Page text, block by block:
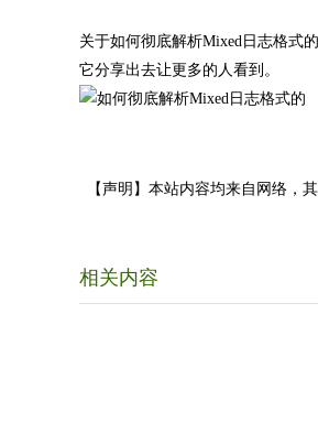
关于如何彻底解析Mixed日志格式
它分享出去让更多的人看到。
【声明】本站内容均来自网络，
相关内容